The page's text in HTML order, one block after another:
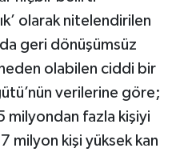
olarak nitelendirilen
geri dönüşümsüz
olabilen ciddi bir
verilerine göre;
milyondan fazla kişiyi
milyon kişi yüksek kan